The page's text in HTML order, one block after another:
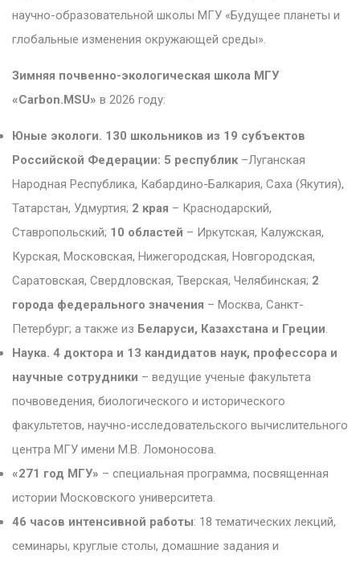
научно-образовательной школы МГУ «Будущее планеты и
глобальные изменения окружающей среды».
Зимняя почвенно-экологическая школа МГУ
«Carbon.MSU» в 2026 году:
Юные экологи. 130 школьников из 19 субъектов
Российской Федерации: 5 республик–Луганская
Народная Республика, Кабардино-Балкария, Саха (Якутия),
Татарстан, Удмуртия; 2 края – Краснодарский,
Ставропольский; 10 областей – Иркутская, Калужская,
Курская, Московская, Нижегородская, Новгородская,
Саратовская, Свердловская, Тверская, Челябинская; 2
города федерального значения – Москва, Санкт-
Петербург; а также из Беларуси, Казахстана и Греции.
Наука. 4 доктора и 13 кандидатов наук, профессора и
научные сотрудники – ведущие ученые факультета
почвоведения, биологического и исторического
факультетов, научно-исследовательского вычислительного
центра МГУ имени М.В. Ломоносова.
«271 год МГУ» – специальная программа, посвященная
истории Московского университета.
46 часов интенсивной работы: 18 тематических лекций,
семинары, круглые столы, домашние задания и